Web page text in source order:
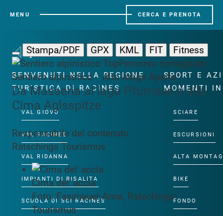
MENU CERCA E PRENOTA
Stampa/PDF
GPX KML FIT
Fitness
TopPercorso consigliato
Sentiero alpinistico · Alto Adige Aperto
Da Masseria al lago Pfurnsee e alla
Cima Aglsspitze
Responsabile del contenuto
Ratschings Tourismus
Cima del' accla
Foto: Fassnauer Anna, Ratschings
Tourismus
BENVENUTI NELLA REGIONE
TURISTICA DI RACINES
VAL GIOVO
VAL RACINES
VAL RIDANNA
IMPIANTI DI RISALITA
SCUOLA DI SCI RACINES
SPORT E
MOMENTI
SCIARE
ESCURSIONI
ALTA
BIKE
FONDO